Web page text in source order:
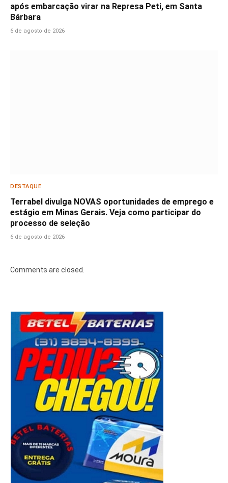
após embarcação virar na Represa Peti, em Santa
Bárbara
6 de agosto de 2026
DESTAQUE
Terrabel divulga NOVAS oportunidades de emprego e
estágio em Minas Gerais. Veja como participar do
processo de seleção
6 de agosto de 2026
Comments are closed.